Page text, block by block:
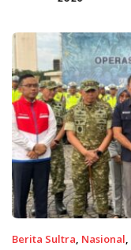
Berita Sultra, Nasional,